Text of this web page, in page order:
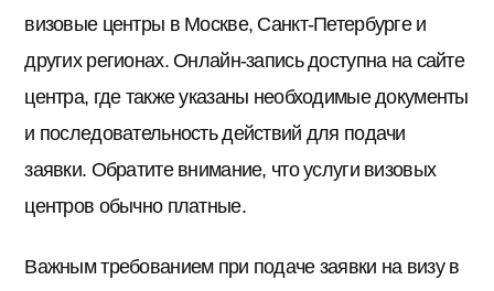
визовые центры в Москве, Санкт-Петербурге и
других регионах. Онлайн-запись доступна на сайте
центра, где также указаны необходимые документы
и последовательность действий для подачи
заявки. Обратите внимание, что услуги визовых
центров обычно платные.
Важным требованием при подаче заявки на визу в